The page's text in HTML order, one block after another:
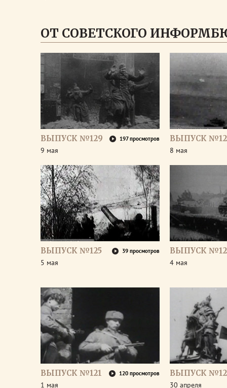
ОТ СОВЕТСКОГО
ВЫПУСК №129 197 просмотров
9 мая
ВЫПУСК
8 мая
ВЫПУСК №125 39 просмотров
5 мая
ВЫПУСК
4 мая
ВЫПУСК №121 120 просмотров
1 мая
ВЫПУСК
30 апреля